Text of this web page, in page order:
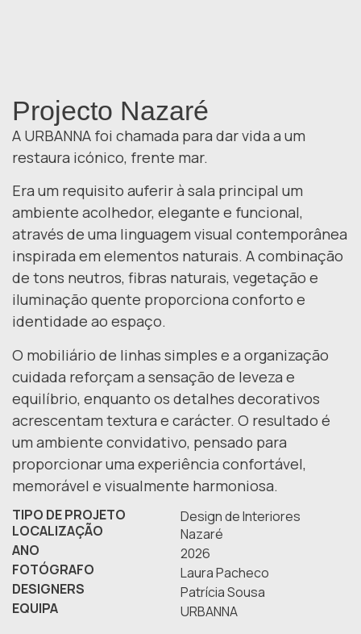
Projecto Nazaré
A URBANNA foi chamada para dar vida a um
restaura icónico, frente mar.
Era um requisito auferir à sala principal um
ambiente acolhedor, elegante e funcional,
através de uma linguagem visual contemporânea
inspirada em elementos naturais. A combinação
de tons neutros, fibras naturais, vegetação e
iluminação quente proporciona conforto e
identidade ao espaço.
O mobiliário de linhas simples e a organização
cuidada reforçam a sensação de leveza e
equilíbrio, enquanto os detalhes decorativos
acrescentam textura e carácter. O resultado é
um ambiente convidativo, pensado para
proporcionar uma experiência confortável,
memorável e visualmente harmoniosa.
TIPO DE PROJETO
Design de Interiores
LOCALIZAÇÃO
Nazaré
ANO
2026
FOTÓGRAFO
Laura Pacheco
DESIGNERS
Patrícia Sousa
EQUIPA
URBANNA